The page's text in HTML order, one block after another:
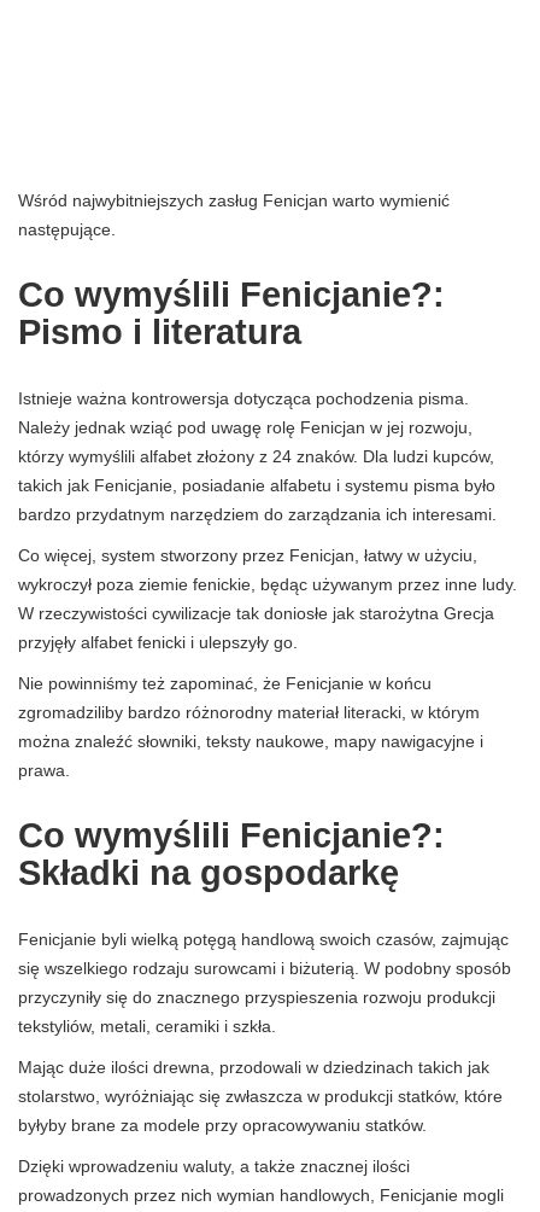
Wśród najwybitniejszych zasług Fenicjan warto wymienić
następujące.
Co wymyślili Fenicjanie?:
Pismo i literatura
Istnieje ważna kontrowersja dotycząca pochodzenia pisma.
Należy jednak wziąć pod uwagę rolę Fenicjan w jej rozwoju,
którzy wymyślili alfabet złożony z 24 znaków. Dla ludzi kupców,
takich jak Fenicjanie, posiadanie alfabetu i systemu pisma było
bardzo przydatnym narzędziem do zarządzania ich interesami.
Co więcej, system stworzony przez Fenicjan, łatwy w użyciu,
wykroczył poza ziemie fenickie, będąc używanym przez inne ludy.
W rzeczywistości cywilizacje tak doniosłe jak starożytna Grecja
przyjęły alfabet fenicki i ulepszyły go.
Nie powinniśmy też zapominać, że Fenicjanie w końcu
zgromadziliby bardzo różnorodny materiał literacki, w którym
można znaleźć słowniki, teksty naukowe, mapy nawigacyjne i
prawa.
Co wymyślili Fenicjanie?:
Składki na gospodarkę
Fenicjanie byli wielką potęgą handlową swoich czasów, zajmując
się wszelkiego rodzaju surowcami i biżuterią. W podobny sposób
przyczyniły się do znacznego przyspieszenia rozwoju produkcji
tekstyliów, metali, ceramiki i szkła.
Mając duże ilości drewna, przodowali w dziedzinach takich jak
stolarstwo, wyróżniając się zwłaszcza w produkcji statków, które
byłyby brane za modele przy opracowywaniu statków.
Dzięki wprowadzeniu waluty, a także znacznej ilości
prowadzonych przez nich wymian handlowych, Fenicjanie mogli